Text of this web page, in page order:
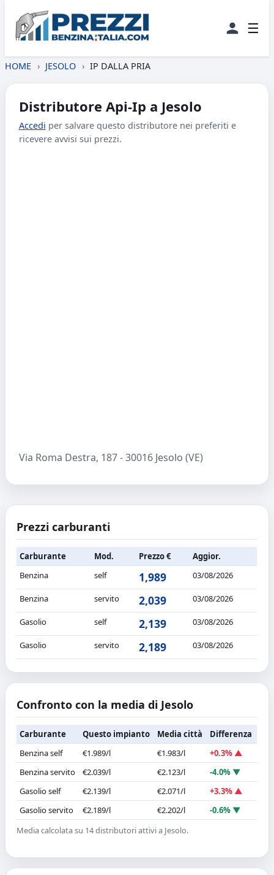
☰
HOME › JESOLO › IP DALLA PRIA
Distributore Api-Ip a Jesolo
Accedi per salvare questo distributore nei preferiti e
ricevere avvisi sui prezzi.
Via Roma Destra, 187 - 30016 Jesolo (VE)
Prezzi carburanti
Carburante Mod. Prezzo €
Aggior.
Benzina
self 1,989 03/08/2026
Benzina servito 2,039 03/08/2026
Gasolio self 2,139 03/08/2026
Gasolio servito 2,189 03/08/2026
Confronto con la media di Jesolo
Carburante Questo impianto Media città
Differenza
Benzina self
€1.989/l €1.983/l
+0.3% ▲
Benzina servito
€2.039/l €2.123/l
-4.0% ▼
Gasolio self
€2.139/l €2.071/l
+3.3% ▲
Gasolio servito
€2.189/l €2.202/l
-0.6% ▼
Media calcolata su 14 distributori attivi a Jesolo.